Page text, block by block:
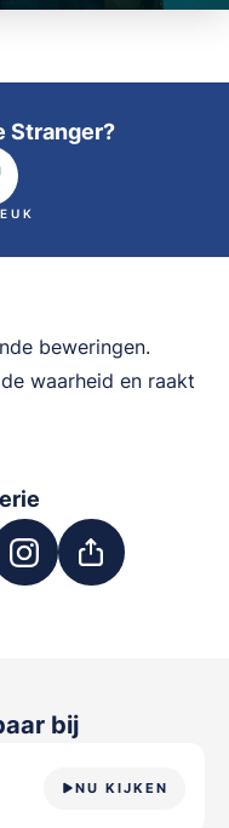
Stranger?
beweringen.
waarheid en raakt
bij
NU KIJKEN